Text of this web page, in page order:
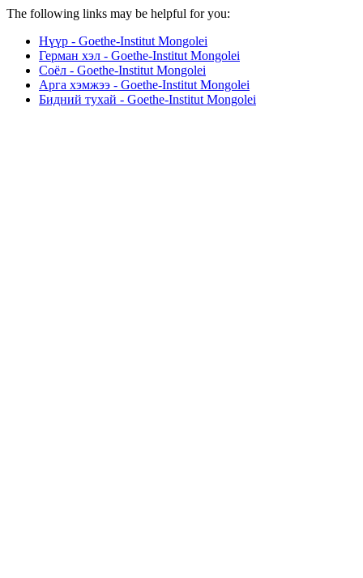
The following links may be helpful for you:
Нүүр - Goethe-Institut Mongolei
Герман хэл - Goethe-Institut Mongolei
Соёл - Goethe-Institut Mongolei
Арга хэмжээ - Goethe-Institut Mongolei
Бидний тухай - Goethe-Institut Mongolei